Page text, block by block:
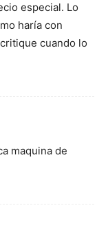
especial. Lo
haría con
cuando lo
maquina de